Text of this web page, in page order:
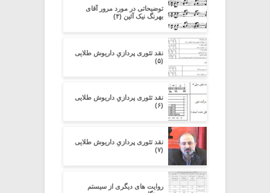
توضیحاتی در مورد مرور آقای
بهرنگ نیک آئین (۴)
نقد تئوری پردازیِ داریوش طلایی
(۵)
نقد تئوری پردازیِ داریوش طلایی
(۶)
نقد تئوری پردازیِ داریوش طلایی
(۷)
روایت های دیگری از سیستم